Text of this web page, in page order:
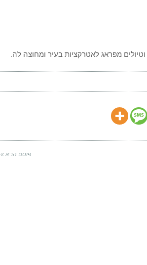
וטיולים מפראג לאטרקציות בעיר ומחוצה לה.
פוסט הבא »